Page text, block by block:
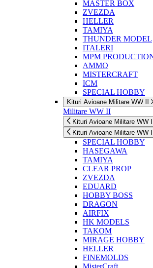
MASTER BOX
ZVEZDA
HELLER
TAMIYA
THUNDER MODEL
ITALERI
MPM
AMMO
MISTERCRAFT
ICM
SPECIAL HOBBY
Kituri Avioane Militare WW II
Militare WW II
Kituri Avioane Militare WW II
Kituri Avioane Militare WW II
SPECIAL HOBBY
HASEGAWA
TAMIYA
CLEAR PROP
ZVEZDA
EDUARD
HOBBY BOSS
DRAGON
AIRFIX
HK MODELS
TAKOM
MIRAGE HOBBY
HELLER
FINEMOLDS